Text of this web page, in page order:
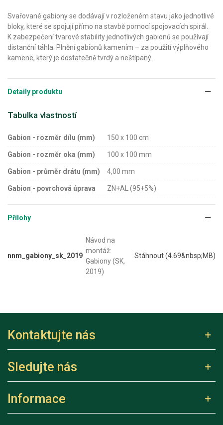
Svařované gabiony se dodávají v rozloženém stavu jako jednotlivé
bloky, které se spojují přímo na stavbě pomocí spojovacích spirál.
K zabezpečení tvarové stability jednotlivých gabionů se používají
distanční táhla. Plnění gabionů kamením – za použití výplňového
kamene, který je dostatečně tvrdý a neštípaný.
Detaily produktu
Tabulka vlastností
Gabion - rozměr dílu (mm) 150 x 100 cm
Gabion - rozměr oka (mm) 100 x 100 mm
Gabion - průměr drátu (mm) 4,00 mm
Gabion - povrchová úprava ZN+AL (95+5%)
Přílohy
nnm_gabiony_sk_2019
Návod na
montáž:
Gabiony (SK,
2019)
Stáhnout (4.69&nbsp;MB)
Kontaktujte nás
Sledujte nás
Informace